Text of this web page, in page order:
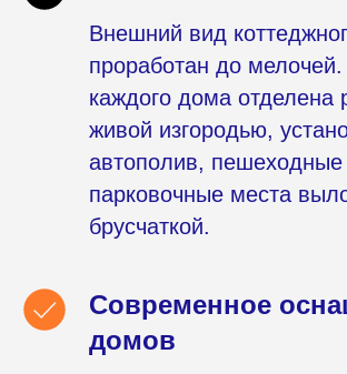
Внешний вид
проработан до
каждого дома отделена
живой изгородью,
автополив,
парковочные места
брусчаткой.
Современное
домов